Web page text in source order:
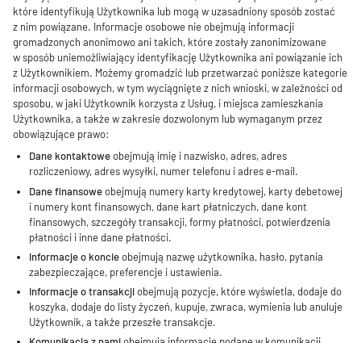
które identyfikują Użytkownika lub mogą w uzasadniony sposób zostać
z nim powiązane. Informacje osobowe nie obejmują informacji
gromadzonych anonimowo ani takich, które zostały zanonimizowane
w sposób uniemożliwiający identyfikację Użytkownika ani powiązanie ich
z Użytkownikiem. Możemy gromadzić lub przetwarzać poniższe kategorie
informacji osobowych, w tym wyciągnięte z nich wnioski, w zależności od
sposobu, w jaki Użytkownik korzysta z Usług, i miejsca zamieszkania
Użytkownika, a także w zakresie dozwolonym lub wymaganym przez
obowiązujące prawo:
Dane kontaktoweobejmują imię i nazwisko, adres, adres
rozliczeniowy, adres wysyłki, numer telefonu i adres e-mail.
Dane finansoweobejmują numery karty kredytowej, karty debetowej
i numery kont finansowych, dane kart płatniczych, dane kont
finansowych, szczegóły transakcji, formy płatności, potwierdzenia
płatności i inne dane płatności.
Informacje o koncieobejmują nazwę użytkownika, hasło, pytania
zabezpieczające, preferencje i ustawienia.
Informacje o transakcjiobejmują pozycje, które wyświetla, dodaje do
koszyka, dodaje do listy życzeń, kupuje, zwraca, wymienia lub anuluje
Użytkownik, a także przeszłe transakcje.